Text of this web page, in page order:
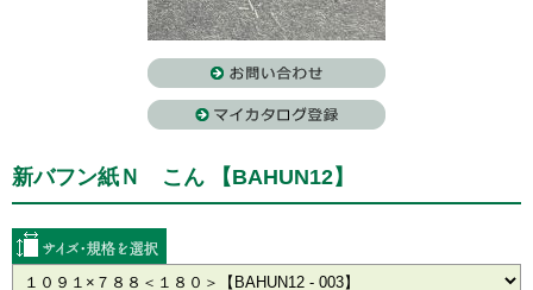
新バフン紙Ｎ こん 【BAHUN12】